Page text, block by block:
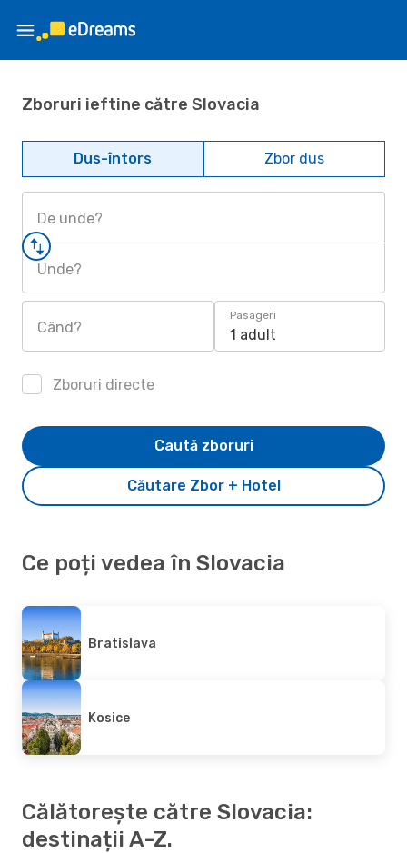
Zboruri ieftine către Slovacia
Dus-întors Zbor dus
De unde?
Unde?
Când?
Pasageri
1 adult
Zboruri directe
Căutare Zbor + Hotel
Caută zboruri
Ce poți vedea în Slovacia
Bratislava
Kosice
Călătorește către Slovacia:
destinații A-Z.